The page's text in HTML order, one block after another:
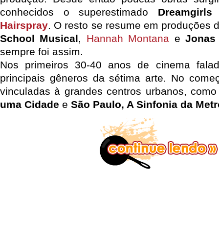
conhecidos o superestimado Dreamgirls
Hairspray. O resto se resume em produções
School Musical, Hannah Montana e
sempre foi assim.
Nos primeiros 30-40 anos de cinema
principais gêneros da sétima arte. No
vinculadas à grandes centros urbanos,
uma Cidade e São Paulo, A Sinfonia da